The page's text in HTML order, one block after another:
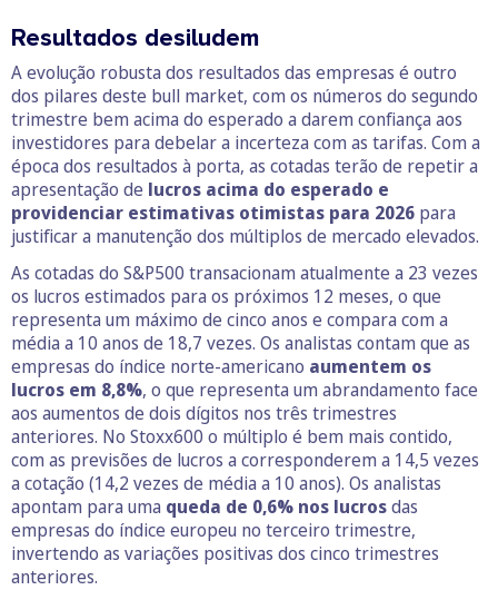
Resultados desiludem
A evolução robusta dos resultados das empresas é outro
dos pilares deste bull market, com os números do segundo
trimestre bem acima do esperado a darem confiança aos
investidores para debelar a incerteza com as tarifas. Com a
época dos resultados à porta, as cotadas terão de repetir a
apresentação de lucros acima do esperado e
providenciar estimativas otimistas para 2026 para
justificar a manutenção dos múltiplos de mercado elevados.
As cotadas do S&P500 transacionam atualmente a 23 vezes
os lucros estimados para os próximos 12 meses, o que
representa um máximo de cinco anos e compara com a
média a 10 anos de 18,7 vezes. Os analistas contam que as
empresas do índice norte-americano aumentem os
lucros em 8,8%, o que representa um abrandamento face
aos aumentos de dois dígitos nos três trimestres
anteriores. No Stoxx600 o múltiplo é bem mais contido,
com as previsões de lucros a corresponderem a 14,5 vezes
a cotação (14,2 vezes de média a 10 anos). Os analistas
apontam para uma queda de 0,6% nos lucrosdas
empresas do índice europeu no terceiro trimestre,
invertendo as variações positivas dos cinco trimestres
anteriores.